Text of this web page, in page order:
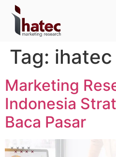
Tag:
Marketing
Indonesia
Baca Pasar